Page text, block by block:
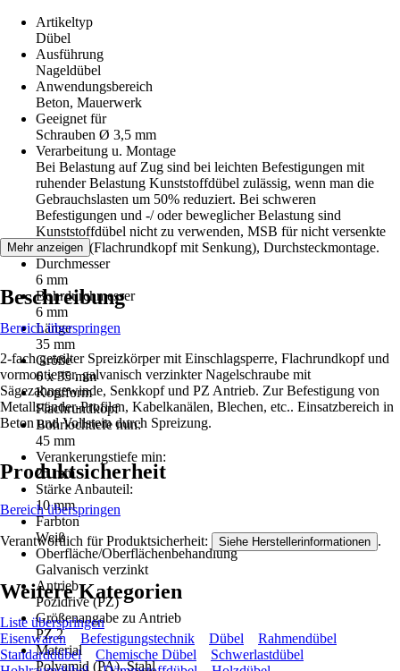
Artikeltyp
Dübel
Ausführung
Nageldübel
Anwendungsbereich
Beton, Mauerwerk
Geeignet für
Schrauben Ø 3,5 mm
Verarbeitung u. Montage
Bei Belastung auf Zug sind bei leichten Befestigungen mit
ruhender Belastung Kunststoffdübel zulässig, wenn man die
Gebrauchslasten um 50% reduziert. Bei schweren
Befestigungen und -/ oder beweglicher Belastung sind
Kunststoffdübel nicht zu verwenden, MSB für nicht versenkte
Montage (Flachrundkopf mit Senkung), Durchsteckmontage.
Durchmesser
6 mm
Bohrdurchmesser
6 mm
Länge
35 mm
Größe
6 x 35 mm
Kopfform
Flachrundkopf
Bohrlochtiefe min:
45 mm
Verankerungstiefe min:
25 mm
Stärke Anbauteil:
10 mm
Farbton
Weiß
Oberfläche/Oberflächenbehandlung
Galvanisch verzinkt
Antrieb
Pozidrive (PZ)
Größenangabe zu Antrieb
PZ 2
Material
Polyamid (PA), Stahl
Mehr anzeigen
Beschreibung
Bereich überspringen
2-fach geteilter Spreizkörper mit Einschlagsperre, Flachrundkopf und
vormontierter, galvanisch verzinkter Nagelschraube mit
Sägezahngewinde, Senkkopf und PZ Antrieb. Zur Befestigung von
Metallständer-Profilen, Kabelkanälen, Blechen, etc.. Einsatzbereich in
Beton und Vollstein durch Spreizung.
Produktsicherheit
Bereich überspringen
Verantwortlich für Produktsicherheit: Siehe Herstellerinformationen .
Weitere Kategorien
Liste überspringen
Eisenwaren
Befestigungstechnik Dübel
Rahmendübel
Standarddübel
Chemische Dübel
Schwerlastdübel